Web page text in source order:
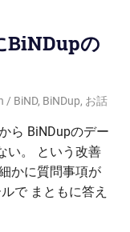
BiNDupの
BiND, BiNDup, お話
ら BiNDupのデー
い。 という改善
かに質問事項が
で まともに答え